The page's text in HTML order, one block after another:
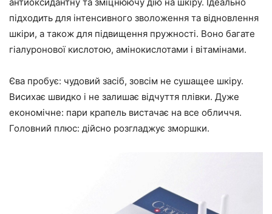
антиоксидантну та зміцнюючу дію на шкіру. Ідеально
підходить для інтенсивного зволоження та відновлення
шкіри, а також для підвищення пружності. Воно багате
гіалуронової кислотою, амінокислотами і вітамінами.
Єва пробує: чудовий засіб, зовсім не сушащее шкіру.
Висихає швидко і не залишає відчуття плівки. Дуже
економічне: пари крапель вистачає на все обличчя.
Головний плюс: дійсно розгладжує зморшки.